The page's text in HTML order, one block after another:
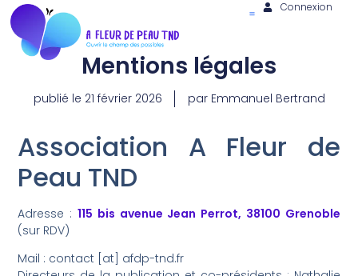
Connexion
Mentions légales
publié le 21 février 2026 parEmmanuel Bertrand
Association A Fleur de
Peau TND
Adresse : 115 bis avenue Jean Perrot, 38100 Grenoble
(sur RDV)
Mail : contact [at] afdp-tnd.fr